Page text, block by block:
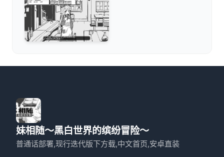
妹相随～黑白世界的缤纷冒险～
普通话部署,现行迭代版下方载,中文首页,安卓直装